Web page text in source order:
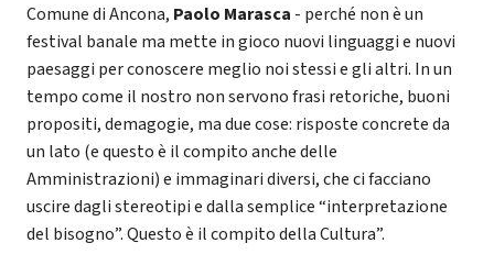
Comune di Ancona, Paolo Marasca - perché non è un
festival banale ma mette in gioco nuovi linguaggi e nuovi
paesaggi per conoscere meglio noi stessi e gli altri. In un
tempo come il nostro non servono frasi retoriche, buoni
propositi, demagogie, ma due cose: risposte concrete da
un lato (e questo è il compito anche delle
Amministrazioni) e immaginari diversi, che ci facciano
uscire dagli stereotipi e dalla semplice “interpretazione
del bisogno”. Questo è il compito della Cultura”.